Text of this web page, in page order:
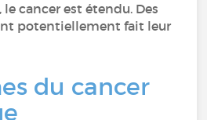
cancer est étendu. Des
potentiellement fait leur
du cancer